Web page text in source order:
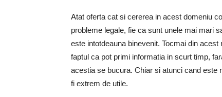
Atat oferta cat si cererea in acest domeniu
probleme legale, fie ca sunt unele mai mari
este intotdeauna binevenit. Tocmai din
faptul ca pot primi informatia in scurt timp,
acestia se bucura. Chiar si atunci cand
fi extrem de utile.